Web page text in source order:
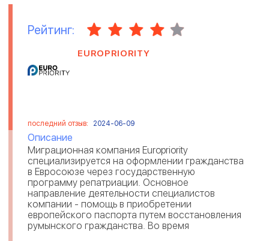
Рейтинг:
EUROPRIORITY
последний отзыв: 2024-06-09
Описание
Миграционная компания Europriority
специализируется на оформлении гражданства
в Евросоюзе через государственную
программу репатриации. Основное
направление деятельности специалистов
компании - помощь в приобретении
европейского паспорта путем восстановления
румынского гражданства. Во время